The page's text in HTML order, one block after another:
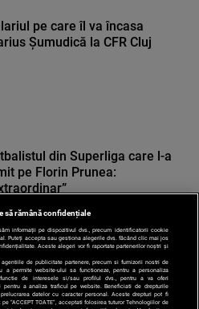
pe care îl va încasa
Șumudică la CFR Cluj
din Superliga care l-a
pe Florin Prunea:
să rămână confidențiale
informații pe dispozitivul dvs., precum identificatorii cookie
Puteți accepta sau gestiona alegerile dvs. făcând clic mai jos
Aceste alegeri vor fi raportate partenerilor noștri și
de publicitate partenere, precum si furnizorii nostri de
a permite website-ului sa functioneze, pentru a personaliza
de interesele si/sau profilul dvs., pentru a va oferi
a analiza traficul pe website. Beneficiati de drepturile
datelor cu caracter personal. Aceste drepturi pot fi
pe “ACCEPT TOATE”, acceptati folosirea tuturor Tehnologiilor de